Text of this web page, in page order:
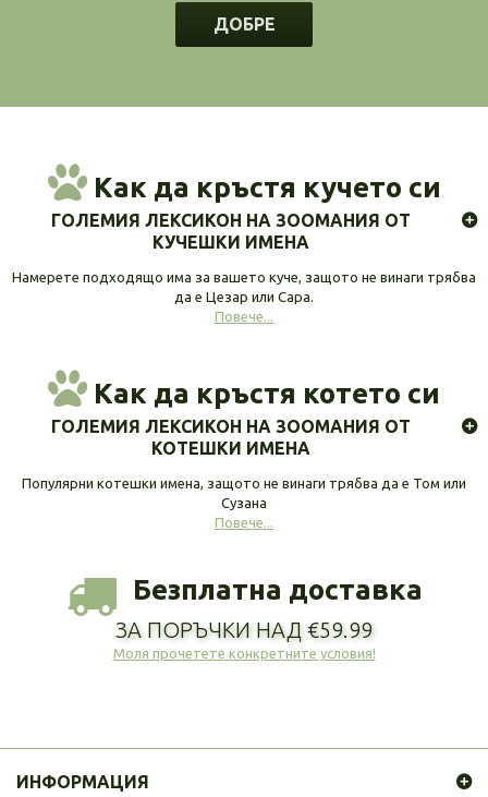
ДОБРЕ
Как да кръстя кучето си
ГОЛЕМИЯ ЛЕКСИКОН НА ЗООМАНИЯ ОТ
КУЧЕШКИ ИМЕНА
Намерете подходящо има за вашето куче, защото не винаги трябва
да е Цезар или Сара.
Повече...
Как да кръстя котето си
ГОЛЕМИЯ ЛЕКСИКОН НА ЗООМАНИЯ ОТ
КОТЕШКИ ИМЕНА
Популярни котешки имена, защото не винаги трябва да е Том или
Сузана
Повече...
Безплатна доставка
ЗА ПОРЪЧКИ НАД €59.99
Моля прочетете конкретните условия!
ИНФОРМАЦИЯ